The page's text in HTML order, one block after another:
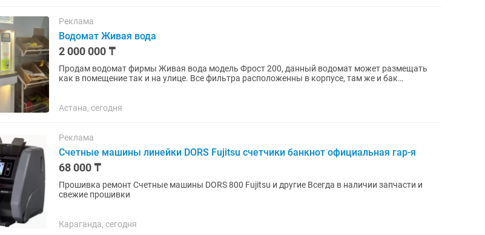
Реклама
Водомат Живая вода
2 000 000 ₸
Продам водомат фирмы Живая вода модель Фрост 200, данный водомат может размещать
как в помещение так и на улице. Все фильтра расположенны в корпусе, там же и бак
Астана, сегодня
Реклама
Счетные машины линейки DORS Fujitsu счетчики банкнот официальная гар-я
68 000 ₸
Прошивка ремонт Счетные машины DORS 800 Fujitsu и другие Всегда в наличии запчасти и
свежие прошивки
Караганда, сегодня